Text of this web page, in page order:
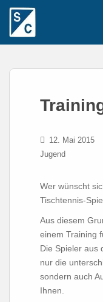
12. Mai 2015
Jugend
Wer wünscht
Tischtennis-
Aus diesem
einem Training
Die Spieler aus
nur die
sondern auch
Ihnen.